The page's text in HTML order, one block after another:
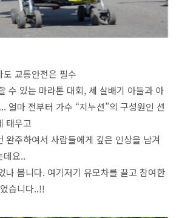
도 교통안전은 필수
수 있는 마라톤 대회, 세 살배기 아들과 아
얼마 전부터 가수 “지누션”의 구성원인 션
태우고
완주하여서 사람들에게 깊은 인상을 남겨
데요..
나 봅니다. 여기저기 유모차를 끌고 참여한
습니다..!!